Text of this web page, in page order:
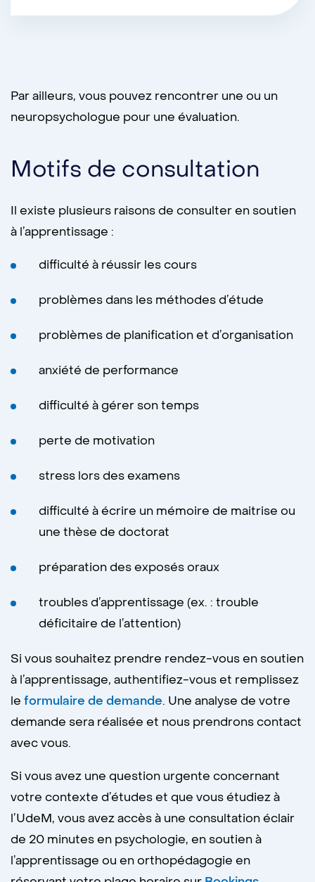
Par ailleurs, vous pouvez rencontrer une ou un
neuropsychologue pour une évaluation.
Motifs de consultation
Il existe plusieurs raisons de consulter en soutien
à l’apprentissage :
difficulté à réussir les cours
problèmes dans les méthodes d’étude
problèmes de planification et d’organisation
anxiété de performance
difficulté à gérer son temps
perte de motivation
stress lors des examens
difficulté à écrire un mémoire de maitrise ou
une thèse de doctorat
préparation des exposés oraux
troubles d’apprentissage (ex. : trouble
déficitaire de l’attention)
Si vous souhaitez prendre rendez-vous en soutien
à l’apprentissage, authentifiez-vous et remplissez
le formulaire de demande. Une analyse de votre
demande sera réalisée et nous prendrons contact
avec vous.
Si vous avez une question urgente concernant
votre contexte d’études et que vous étudiez à
l’UdeM, vous avez accès à une consultation éclair
de 20 minutes en psychologie, en soutien à
l’apprentissage ou en orthopédagogie en